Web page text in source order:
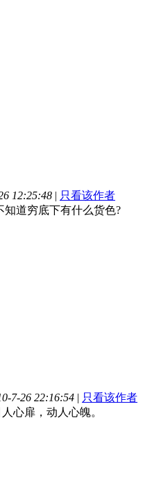
12:25:48 | 只看该作者
知道穷底下有什么货色?
7-26 22:16:54 | 只看该作者
心扉，动人心魄。